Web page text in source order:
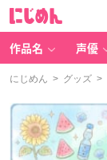
作品名 声優
にじめん > グッズ >